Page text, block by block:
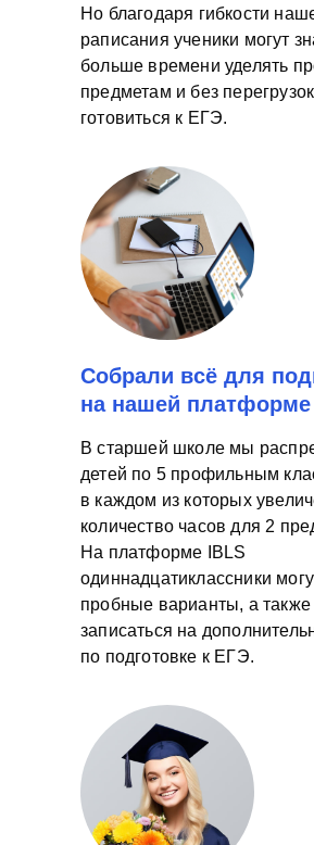
Но благодаря гибкости
раписания ученики могут
больше времени уделять
предметам и без перегрузок
готовиться к ЕГЭ.
Собрали всё для
на нашей платформе
В старшей школе мы
детей по 5 профильным
в каждом из которых
количество часов для 2
На платформе IBLS
одиннадцатиклассники
пробные варианты, а также
записаться на
по подготовке к ЕГЭ.